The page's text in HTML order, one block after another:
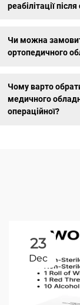
реабілітації
Чи можна
ортопедичного
Чому варто
медичного
операційної?
23
Dec